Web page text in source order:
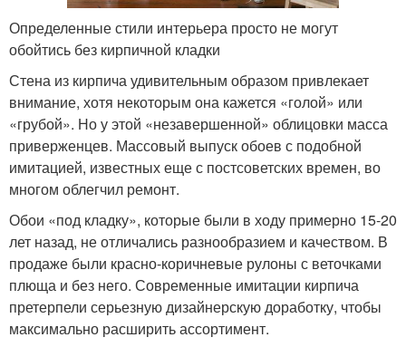
Определенные стили интерьера просто не могут
обойтись без кирпичной кладки
Стена из кирпича удивительным образом привлекает
внимание, хотя некоторым она кажется «голой» или
«грубой». Но у этой «незавершенной» облицовки масса
приверженцев. Массовый выпуск обоев с подобной
имитацией, известных еще с постсоветских времен, во
многом облегчил ремонт.
Обои «под кладку», которые были в ходу примерно 15-20
лет назад, не отличались разнообразием и качеством. В
продаже были красно-коричневые рулоны с веточками
плюща и без него. Современные имитации кирпича
претерпели серьезную дизайнерскую доработку, чтобы
максимально расширить ассортимент.